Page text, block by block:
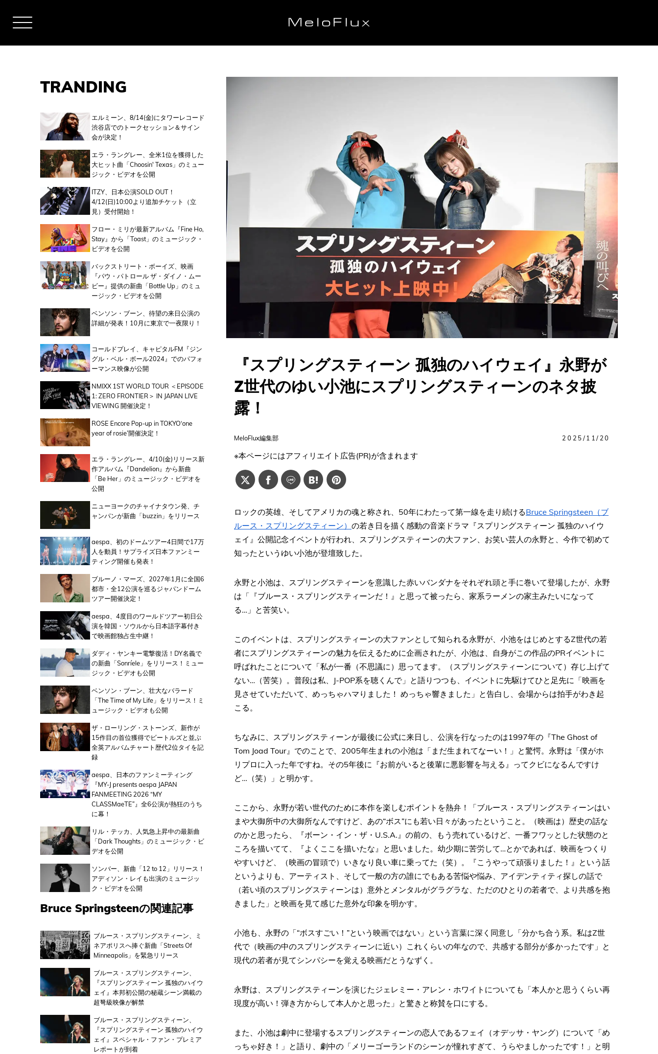
『スプリングスティーン 孤独のハイウェイ』永野が
Z世代のゆい小池にスプリングスティーンのネタ披
露！
MeloFlux編集部 2025/11/20
※本ページにはアフィリエイト広告(PR)が含まれます
ロックの英雄、そしてアメリカの魂と称され、50年にわたって第一線を走り続けるBruce Springsteen（ブ
ルース・スプリングスティーン） の若き日を描く感動の音楽ドラマ『スプリングスティーン 孤独のハイウ
ェイ』公開記念イベントが行われ、スプリングスティーンの大ファン、お笑い芸人の永野と、今作で初めて
知ったというゆい小池が登壇致した。
永野と小池は、スプリングスティーンを意識した赤いバンダナをそれぞれ頭と手に巻いて登場したが、永野
は「『ブルース・スプリングスティーンだ！』と思って被ったら、家系ラーメンの家主みたいになって
る…」と苦笑い。
このイベントは、スプリングスティーンの大ファンとして知られる永野が、小池をはじめとするZ世代の若
者にスプリングスティーンの魅力を伝えるために企画されたが、小池は、自身がこの作品のPRイベントに
呼ばれたことについて「私が一番（不思議に）思ってます。（スプリングスティーンについて）存じ上げて
ない…（苦笑）。普段は私、J-POP系を聴くんで」と語りつつも、イベントに先駆けてひと足先に「映画を
見させていただいて、めっちゃハマりました！ めっちゃ響きました」と告白し、会場からは拍手がわき起
こる。
ちなみに、スプリングスティーンが最後に公式に来日し、公演を行なったのは1997年の『The Ghost of
Tom Joad Tour』でのことで、2005年生まれの小池は「まだ生まれてなーい！」と驚愕。永野は「僕がホ
リプロに入った年ですね。その5年後に『お前がいると後輩に悪影響を与える』ってクビになるんですけ
ど…（笑）」と明かす。
ここから、永野が若い世代のために本作を楽しむポイントを熱弁！「ブルース・スプリングスティーンはい
まや大御所中の大御所なんですけど、あの“ボス”にも若い日々があったということ。（映画は）歴史の話な
のかと思ったら、『ボーン・イン・ザ・U.S.A.』の前の、もう売れているけど、一番フワッとした状態のと
ころを描いてて、『よくここを描いたな』と思いました。幼少期に苦労して…とかであれば、映画をつくり
やすいけど、（映画の冒頭で）いきなり良い車に乗ってた（笑）。『こうやって頑張りました！』という話
というよりも、アーティスト、そして一般の方の誰にでもある苦悩や悩み、アイデンティティ探しの話で
（若い頃のスプリングスティーンは）意外とメンタルがグラグラな、ただのひとりの若者で、より共感を抱
きました」と映画を見て感じた意外な印象を明かす。
小池も、永野の「“ボスすごい！”という映画ではない」という言葉に深く同意し「分かち合う系。私はZ世
代で（映画の中のスプリングスティーンに近い）これくらいの年なので、共感する部分が多かったです」と
現代の若者が見てシンパシーを覚える映画だとうなずく。
永野は、スプリングスティーンを演じたジェレミー・アレン・ホワイトについても「本人かと思うくらい再
現度が高い！弾き方からして本人かと思った」と驚きと称賛を口にする。
また、小池は劇中に登場するスプリングスティーンの恋人であるフェイ（オデッサ・ヤング）について「め
っちゃ好き！」と語り、劇中の「メリーゴーランドのシーンが憧れすぎて、うらやましかったです！」と明
TRANDING
エルミーン、8/14(金)にタワーレコード
渋谷店でのトークセッション＆サイン
会が決定！
エラ・ラングレー、全米1位を獲得した
大ヒット曲「Choosin' Texas」のミュー
ジック・ビデオを公開
ITZY、日本公演SOLD OUT！
4/12(日)10:00より追加チケット（立
見）受付開始！
フロー・ミリが最新アルバム『Fine Ho,
Stay』から「Toast」のミュージック・
ビデオを公開
バックストリート・ボーイズ、映画
『パウ・パトロール ザ・ダイノ・ムー
ビー』提供の新曲「Bottle Up」のミュ
ージック・ビデオを公開
ベンソン・ブーン、待望の来日公演の
詳細が発表！10月に東京で一夜限り！
コールドプレイ、キャピタルFM『ジン
グル・ベル・ボール2024』でのパフォ
ーマンス映像が公開
NMIXX 1ST WORLD TOUR ＜EPISODE
1: ZERO FRONTIER＞ IN JAPAN LIVE
VIEWING 開催決定！
ROSE Encore Pop-up in TOKYO‘one
year of rosie’開催決定！
エラ・ラングレー、4/10(金)リリース新
作アルバム『Dandelion』から新曲
「Be Her」のミュージック・ビデオを
公開
ニューヨークのチャイナタウン発、チ
ャンパンが新曲「buzzin」をリリース
aespa、初のドームツアー4日間で17万
人を動員！サプライズ日本ファンミー
ティング開催も発表！
ブルーノ・マーズ、2027年1月に全国6
都市・全12公演を巡るジャパンドーム
ツアー開催決定！
aespa、4度目のワールドツアー初日公
演を韓国・ソウルから日本語字幕付き
で映画館独占生中継！
ダディ・ヤンキー電撃復活！DY名義で
の新曲「Sonríele」をリリース！ミュー
ジック・ビデオも公開
ベンソン・ブーン、壮大なバラード
「The Time of My Life」をリリース！ミ
ュージック・ビデオも公開
ザ・ローリング・ストーンズ、新作が
15作目の首位獲得でビートルズと並ぶ
全英アルバムチャート歴代2位タイを記
録
aespa、日本のファンミーティング
『MY-J presents aespa JAPAN
FANMEETING 2026 “MY
CLASSMaeTE”』全6公演が熱狂のうち
に幕！
リル・テッカ、人気急上昇中の最新曲
「Dark Thoughts」のミュージック・ビ
デオを公開
ソンバー、新曲「12 to 12」リリース！
アディソン・レイも出演のミュージッ
ク・ビデオを公開
Bruce Springsteenの関連記事
ブルース・スプリングスティーン、ミ
ネアポリスへ捧ぐ新曲「Streets Of
Minneapolis」を緊急リリース
ブルース・スプリングスティーン、
『スプリングスティーン 孤独のハイウ
ェイ』本邦初公開の秘蔵シーン満載の
超弩級映像が解禁
ブルース・スプリングスティーン、
『スプリングスティーン 孤独のハイウ
ェイ』スペシャル・ファン・プレミア
レポートが到着